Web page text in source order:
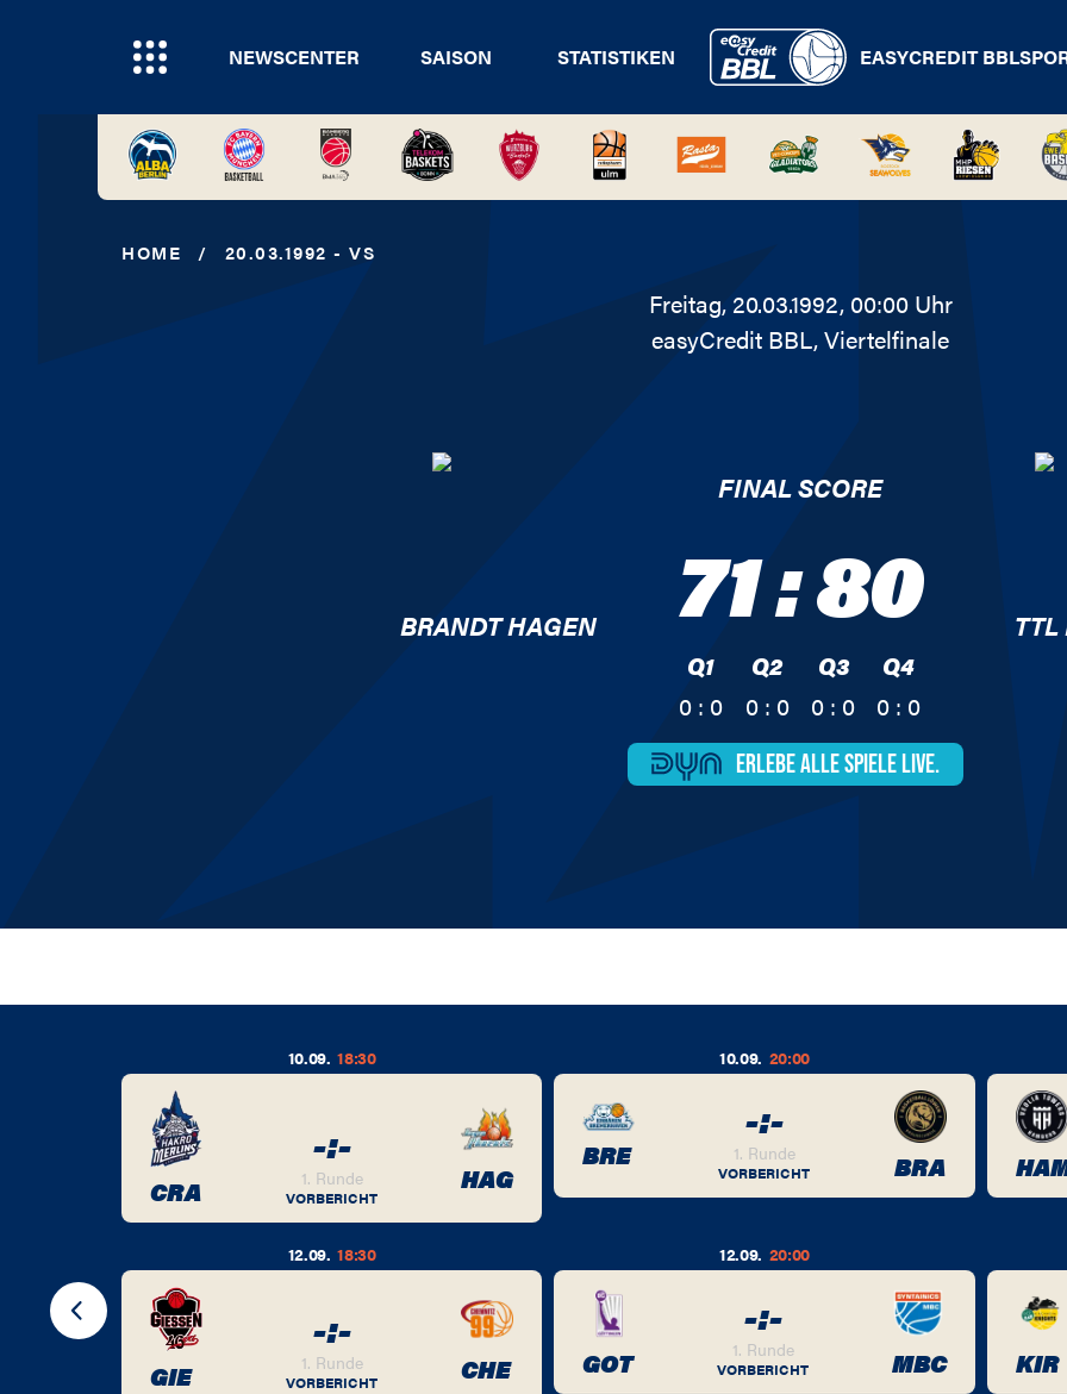
NEWSCENTER SAISON STATISTIKEN EASYCREDIT BBL
HOME / 20.03.1992 - VS
Freitag, 20.03.1992, 00:00 Uhr
easyCredit BBL, Viertelfinale
BRANDT HAGEN
FINAL SCORE
71:80
Q1
0 : 0
Q2
0 : 0
Q3
0 : 0
Q4
0 : 0
TTL
ERLEBE ALLESPIELE LIVE.
BER
10.09. 18:30
CRA
-:-
1. Runde
VORBERICHT
HAG
10.09. 20:00
BRE
-:-
1. Runde
VORBERICHT BRA
12.09. 18:30
GIE
-:-
1. Runde
VORBERICHT CHE
12.09. 20:00
GOT
-:-
1. Runde
VORBERICHT MBC KIR